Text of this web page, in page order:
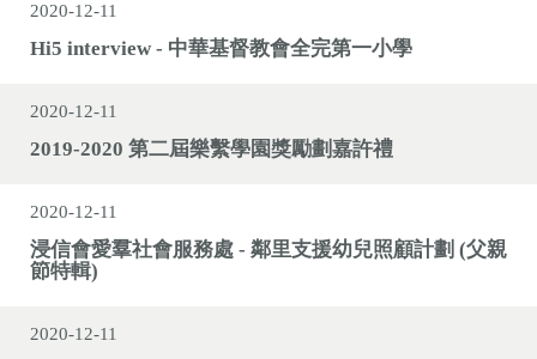
2020-12-11
Hi5 interview - 中華基督教會全完第一小學
2020-12-11
2019-2020 第二屆樂繫學園獎勵劃嘉許禮
2020-12-11
浸信會愛羣社會服務處 - 鄰里支援幼兒照顧計劃 (父親
節特輯)
2020-12-11